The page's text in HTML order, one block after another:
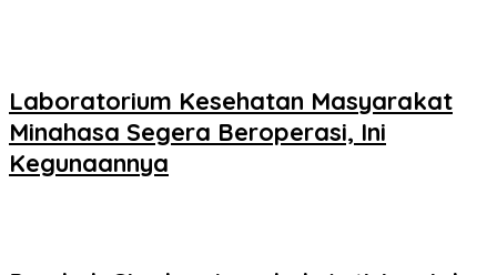
Laboratorium Kesehatan Masyarakat
Minahasa Segera Beroperasi, Ini
Kegunaannya